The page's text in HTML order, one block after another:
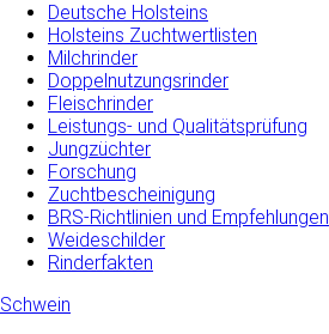
Deutsche Holsteins
Holsteins Zuchtwertlisten
Milchrinder
Doppelnutzungsrinder
Fleischrinder
Leistungs- und Qualitätsprüfung
Jungzüchter
Forschung
Zuchtbescheinigung
BRS-Richtlinien und Empfehlungen
Weideschilder
Rinderfakten
Schwein